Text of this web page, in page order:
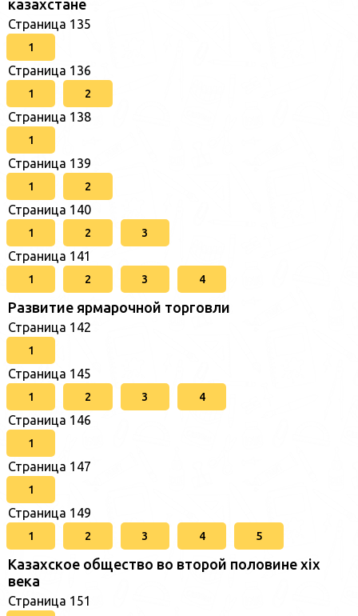
казахстане
Страница 135
1
Страница 136
1 2
Страница 138
1
Страница 139
1 2
Страница 140
1 2 3
Страница 141
1 2 3 4
Развитие ярмарочной торговли
Страница 142
1
Страница 145
1 2 3 4
Страница 146
1
Страница 147
1
Страница 149
1 2 3 4 5
Казахское общество во второй половине хіх
века
Страница 151